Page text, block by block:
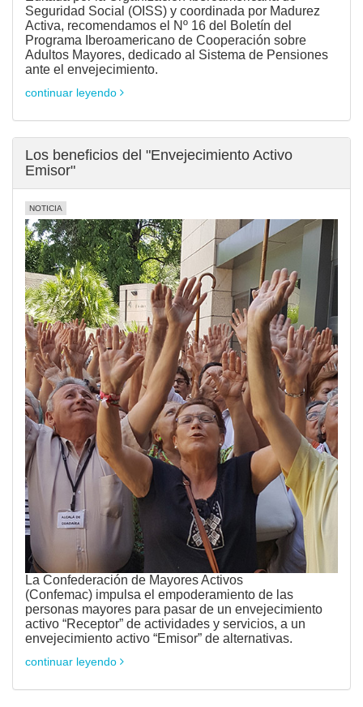
Seguridad Social (OISS) y coordinada por Madurez
Activa, recomendamos el Nº 16 del Boletín del
Programa Iberoamericano de Cooperación sobre
Adultos Mayores, dedicado al Sistema de Pensiones
ante el envejecimiento.
continuar leyendo
Los beneficios del "Envejecimiento Activo
Emisor"
NOTICIA
La Confederación de Mayores Activos
(Confemac) impulsa el empoderamiento de las
personas mayores para pasar de un envejecimiento
activo “Receptor” de actividades y servicios, a un
envejecimiento activo “Emisor” de alternativas.
continuar leyendo